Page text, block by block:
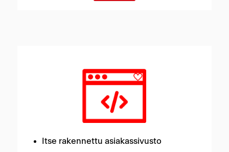
Itse rakennettu asiakassivusto